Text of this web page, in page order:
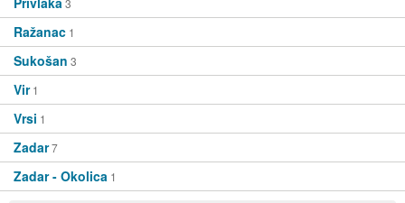
3
Ražanac 1
Sukošan 3
Vir 1
Vrsi 1
Zadar7
Zadar - Okolica 1